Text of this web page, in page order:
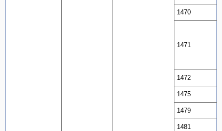
1470
1471
1472
1475
1479
1481